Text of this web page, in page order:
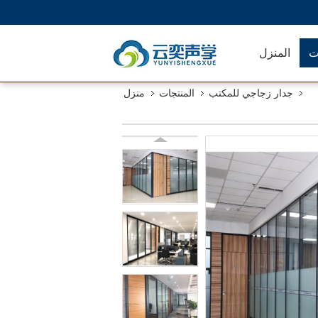
المنزل
منزل المنتجات جدار زجاجي للمكتب